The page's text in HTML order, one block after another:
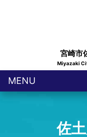
宮崎市
Miyazaki
MENU
佐